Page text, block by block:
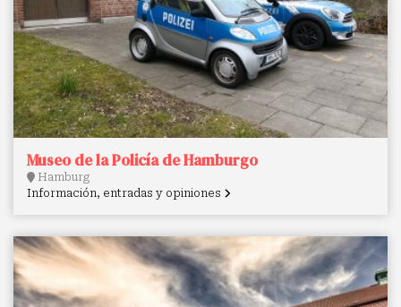
Museo de la Policía de Hamburgo
Hamburg
Información, entradas y opiniones